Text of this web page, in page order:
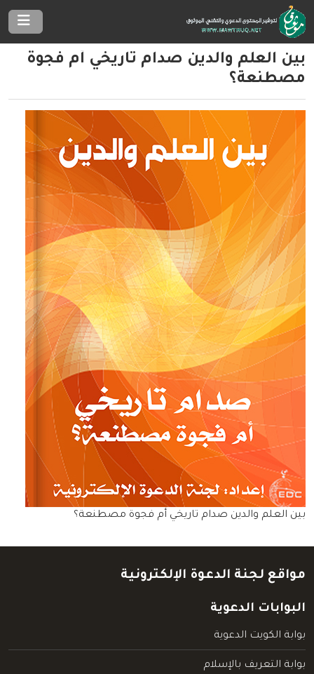
بين العلم والدين صدام تاريخي أم فجوة
مصطنعة؟
بين العلم والدين صدام تاريخي أم فجوة مصطنعة؟
مواقع لجنة الدعوة الإلكترونية
البوابات الدعوية
بوابة الكويت الدعوية
بوابة التعريف بالإسلام